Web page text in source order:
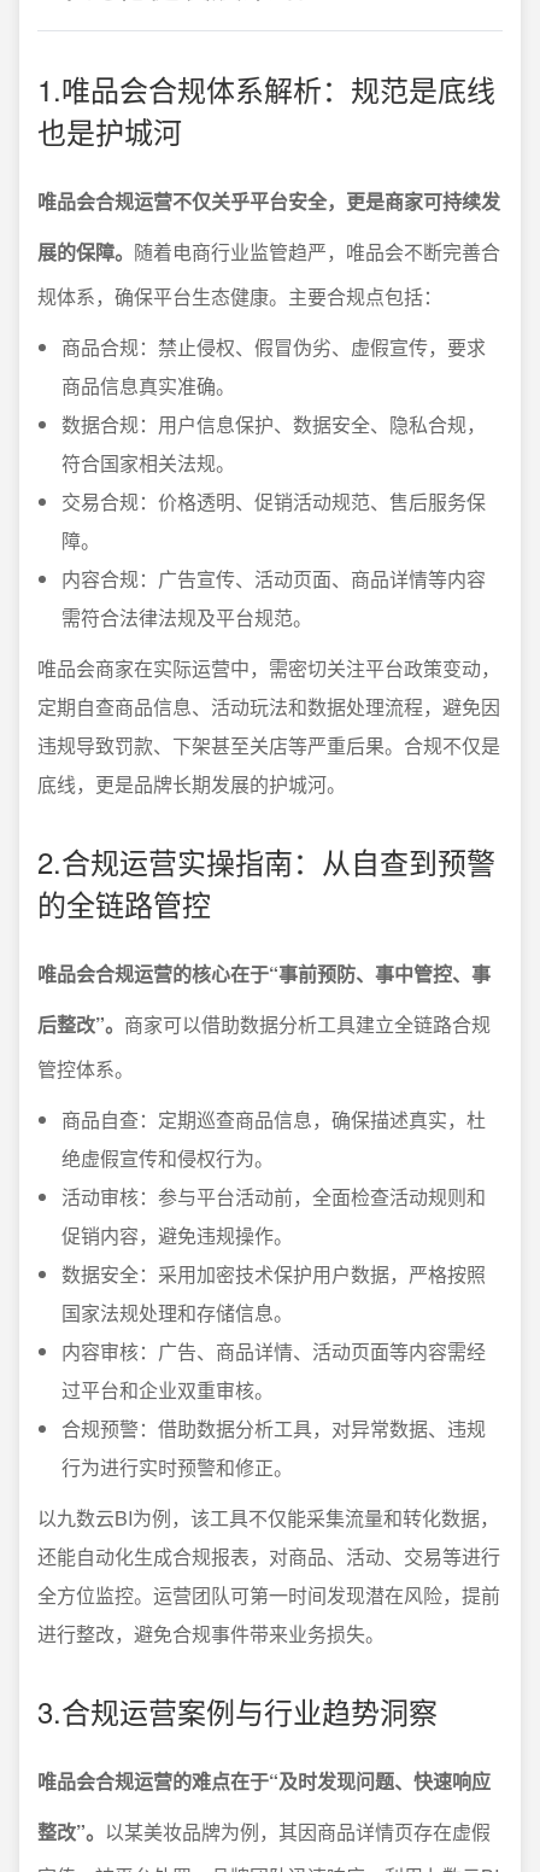
1.唯品会合规体系解析：规范是底线
也是护城河
唯品会合规运营不仅关乎平台安全，更是商家可持续发
展的保障。 随着电商行业监管趋严，唯品会不断完善合
规体系，确保平台生态健康。主要合规点包括：
商品合规：禁止侵权、假冒伪劣、虚假宣传，要求
商品信息真实准确。
数据合规：用户信息保护、数据安全、隐私合规，
符合国家相关法规。
交易合规：价格透明、促销活动规范、售后服务保
障。
内容合规：广告宣传、活动页面、商品详情等内容
需符合法律法规及平台规范。
唯品会商家在实际运营中，需密切关注平台政策变动，
定期自查商品信息、活动玩法和数据处理流程，避免因
违规导致罚款、下架甚至关店等严重后果。合规不仅是
底线，更是品牌长期发展的护城河。
2.合规运营实操指南：从自查到预警
的全链路管控
唯品会合规运营的核心在于“事前预防、事中管控、事
后整改”。 商家可以借助数据分析工具建立全链路合规
管控体系。
商品自查：定期巡查商品信息，确保描述真实，杜
绝虚假宣传和侵权行为。
活动审核：参与平台活动前，全面检查活动规则和
促销内容，避免违规操作。
数据安全：采用加密技术保护用户数据，严格按照
国家法规处理和存储信息。
内容审核：广告、商品详情、活动页面等内容需经
过平台和企业双重审核。
合规预警：借助数据分析工具，对异常数据、违规
行为进行实时预警和修正。
以九数云BI为例，该工具不仅能采集流量和转化数据，
还能自动化生成合规报表，对商品、活动、交易等进行
全方位监控。运营团队可第一时间发现潜在风险，提前
进行整改，避免合规事件带来业务损失。
3.合规运营案例与行业趋势洞察
唯品会合规运营的难点在于“及时发现问题、快速响应
整改”。 以某美妆品牌为例，其因商品详情页存在虚假